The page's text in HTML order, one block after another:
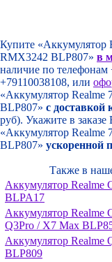
Купите «Аккумулятор
RMX3242 BLP807» в
наличие по телефонам
+79110038108, или
«Аккумулятор Realme
BLP807» с доставкой
руб). Укажите в
«Аккумулятор Realme
BLP807» ускоренной
Также в
Аккумулятор Realme
BLPA17
Аккумулятор Realme
Q3Pro /X7 Max
Аккумулятор Realme
BLP809